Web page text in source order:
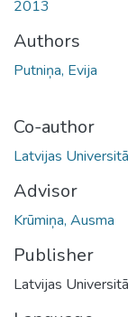
2013
Authors
Putniņa, Evija
Co-author
Latvijas
Advisor
Krūmiņa, Ausma
Publisher
Latvijas